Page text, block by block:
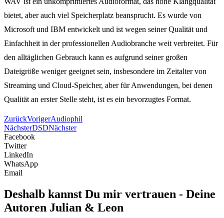
bietet, aber auch viel Speicherplatz beansprucht. Es wurde von
Microsoft und IBM entwickelt und ist wegen seiner Qualität und
Einfachheit in der professionellen Audiobranche weit verbreitet. Für
den alltäglichen Gebrauch kann es aufgrund seiner großen
Dateigröße weniger geeignet sein, insbesondere im Zeitalter von
Streaming und Cloud-Speicher, aber für Anwendungen, bei denen
Qualität an erster Stelle steht, ist es ein bevorzugtes Format.
ZurückVorigerAudiophil
NächsterDSDNächster
Facebook
Twitter
LinkedIn
WhatsApp
Email
Deshalb kannst Du mir vertrauen - Deine
Autoren Julian & Leon